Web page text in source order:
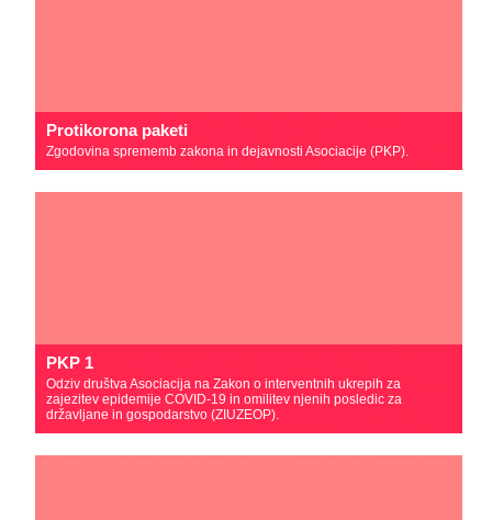
Protikorona paketi
Zgodovina sprememb zakona in dejavnosti Asociacije (PKP).
PKP 1
Odziv društva Asociacija na Zakon o interventnih ukrepih za
zajezitev epidemije COVID-19 in omilitev njenih posledic za
državljane in gospodarstvo (ZIUZEOP).